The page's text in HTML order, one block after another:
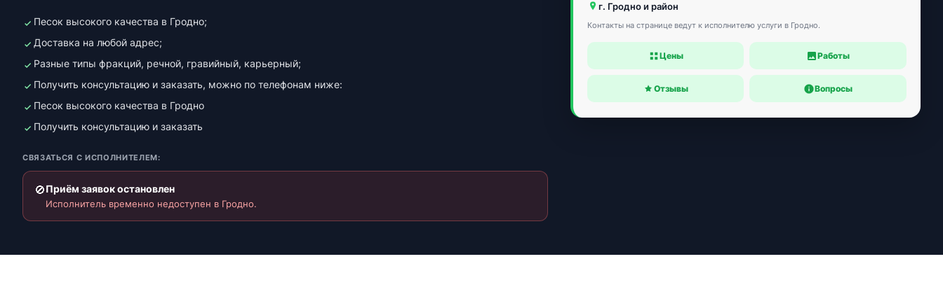
Песок высокого качества в Гродно;
Доставка на любой адрес;
Разные типы фракций, речной, гравийный, карьерный;
Получить консультацию и заказать, можно по телефонам ниже:
Песок высокого качества в Гродно
Получить консультацию и заказать
СВЯЗАТЬСЯ С ИСПОЛНИТЕЛЕМ:
🚫Приём заявок остановлен
Исполнитель временно недоступен в Гродно.
г. Гродно и район
Контакты на странице ведут к исполнителю услуги в Гродно.
Цены Работы
Отзывы Вопросы